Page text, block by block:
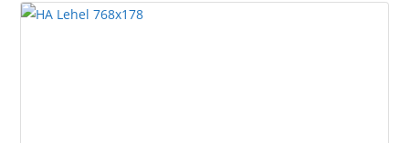
Arbeitssicherheit inkl. Geräteeinweisungen nach MPG